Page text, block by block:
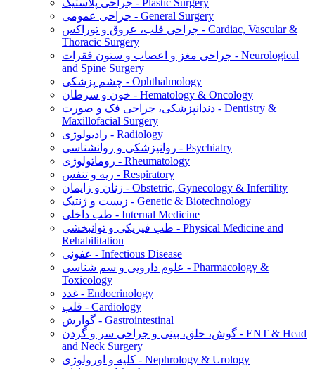
جراحی عمومی - General Surgery
جراحی قلب، عروق و توراکس - Cardiac, Vascular &
Thoracic Surgery
جراحی مغز و اعصاب و ستون فقرات - Neurological
and Spine Surgery
چشم پزشکی - Ophthalmology
خون و سرطان - Hematology & Oncology
دندانپزشکی، جراحی فک و صورت - Dentistry &
Maxillofacial Surgery
رادیولوژی - Radiology
روانپزشکی و روانشناسی - Psychiatry
روماتولوژی - Rheumatology
ریه و تنفس - Respiratory
زنان و زایمان - Obstetric, Gynecology & Infertility
زیست و ژنتیک - Genetic & Biotechnology
طب داخلی - Internal Medicine
طب فیزیکی و توانبخشی - Physical Medicine and
Rehabilitation
عفونی - Infectious Disease
علوم دارویی و سم شناسی - Pharmacology &
Toxicology
غدد - Endocrinology
قلب - Cardiology
گوارش - Gastrointestinal
گوش، حلق، بینی و جراحی سر و گردن - ENT & Head
and Neck Surgery
کلیه و اورولوژی - Nephrology & Urology